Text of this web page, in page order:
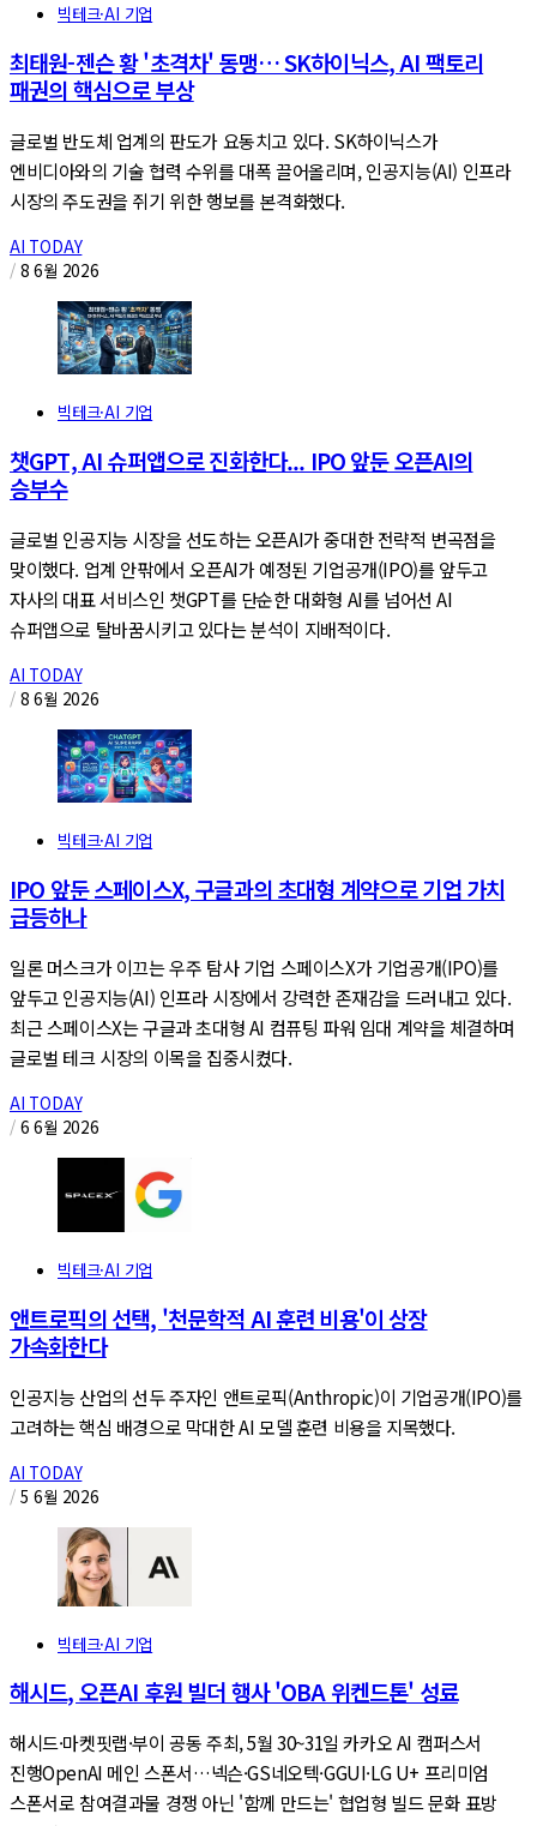
빅테크·AI 기업
최태원-젠슨 황 '초격차' 동맹… SK하이닉스, AI 팩토리
패권의 핵심으로 부상
글로벌 반도체 업계의 판도가 요동치고 있다. SK하이닉스가
엔비디아와의 기술 협력 수위를 대폭 끌어올리며, 인공지능(AI) 인프라
시장의 주도권을 쥐기 위한 행보를 본격화했다.
AI TODAY
/ 8 6월 2026
빅테크·AI 기업
챗GPT, AI 슈퍼앱으로 진화한다... IPO 앞둔 오픈AI의
승부수
글로벌 인공지능 시장을 선도하는 오픈AI가 중대한 전략적 변곡점을
맞이했다. 업계 안팎에서 오픈AI가 예정된 기업공개(IPO)를 앞두고
자사의 대표 서비스인 챗GPT를 단순한 대화형 AI를 넘어선 AI
슈퍼앱으로 탈바꿈시키고 있다는 분석이 지배적이다.
AI TODAY
/ 8 6월 2026
빅테크·AI 기업
IPO 앞둔 스페이스X, 구글과의 초대형 계약으로 기업 가치
급등하나
일론 머스크가 이끄는 우주 탐사 기업 스페이스X가 기업공개(IPO)를
앞두고 인공지능(AI) 인프라 시장에서 강력한 존재감을 드러내고 있다.
최근 스페이스X는 구글과 초대형 AI 컴퓨팅 파워 임대 계약을 체결하며
글로벌 테크 시장의 이목을 집중시켰다.
AI TODAY
/ 6 6월 2026
빅테크·AI 기업
앤트로픽의 선택, '천문학적 AI 훈련 비용'이 상장
가속화한다
인공지능 산업의 선두 주자인 앤트로픽(Anthropic)이 기업공개(IPO)를
고려하는 핵심 배경으로 막대한 AI 모델 훈련 비용을 지목했다.
AI TODAY
/ 5 6월 2026
빅테크·AI 기업
해시드, 오픈AI 후원 빌더 행사 'OBA 위켄드톤' 성료
해시드·마켓핏랩·부이 공동 주최, 5월 30~31일 카카오 AI 캠퍼스서
진행OpenAI 메인 스폰서…넥슨·GS네오텍·GGUI·LG U+ 프리미엄
스폰서로 참여결과물 경쟁 아닌 '함께 만드는' 협업형 빌드 문화 표방